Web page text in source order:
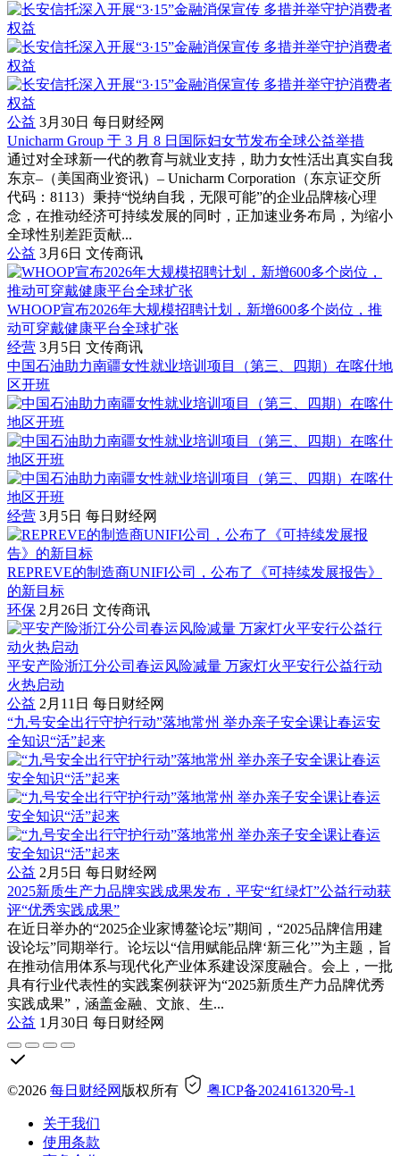
公益 3月30日 每日财经网
Unicharm Group 于 3 月 8 日国际妇女节发布全球公益举措
通过对全球新一代的教育与就业支持，助力女性活出真实自我
东京–（美国商业资讯）– Unicharm Corporation（东京证交所
代码：8113）秉持“悦纳自我，无限可能”的企业品牌核心理
念，在推动经济可持续发展的同时，正加速业务布局，为缩小
全球性别差距贡献...
公益 3月6日 文传商讯
WHOOP宣布2026年大规模招聘计划，新增600多个岗位，推
动可穿戴健康平台全球扩张
经营 3月5日 文传商讯
中国石油助力南疆女性就业培训项目（第三、四期）在喀什地
区开班
经营 3月5日 每日财经网
REPREVE的制造商UNIFI公司，公布了《可持续发展报告》
的新目标
环保 2月26日 文传商讯
平安产险浙江分公司春运风险减量 万家灯火平安行公益行动
火热启动
公益 2月11日 每日财经网
“九号安全出行守护行动”落地常州 举办亲子安全课让春运安
全知识“活”起来
公益 2月5日 每日财经网
2025新质生产力品牌实践成果发布，平安“红绿灯”公益行动获
评“优秀实践成果”
在近日举办的“2025企业家博鳌论坛”期间，“2025品牌信用建
设论坛”同期举行。论坛以“信用赋能品牌‘新三化’”为主题，旨
在推动信用体系与现代化产业体系建设深度融合。会上，一批
具有行业代表性的实践案例获评为“2025新质生产力品牌优秀
实践成果”，涵盖金融、文旅、生...
公益 1月30日 每日财经网
©2026 每日财经网 版权所有 粤ICP备2024161320号-1
关于我们
使用条款